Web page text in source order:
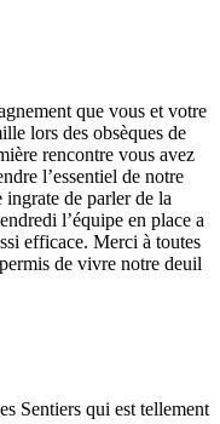
que vous et votre
lors des obsèques de
rencontre vous avez
l’essentiel de notre
de parler de la
l’équipe en place a
efficace. Merci à toutes
de vivre notre deuil
Sentiers qui est tellement